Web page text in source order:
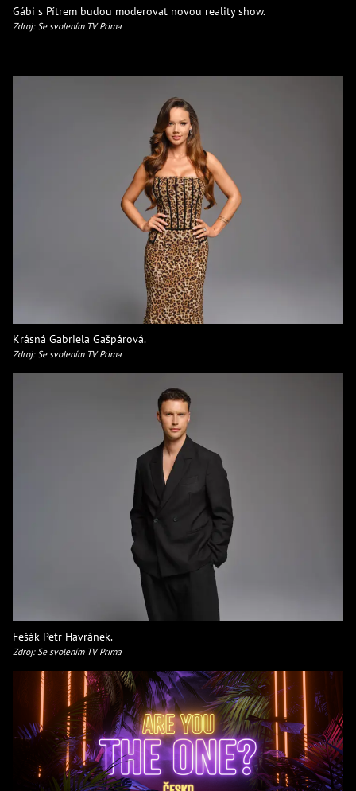
Gábi s Pítrem budou moderovat novou reality show.
Zdroj: Se svolením TV Prima
Krásná Gabriela Gašpárová.
Zdroj: Se svolením TV Prima
Fešák Petr Havránek.
Zdroj: Se svolením TV Prima